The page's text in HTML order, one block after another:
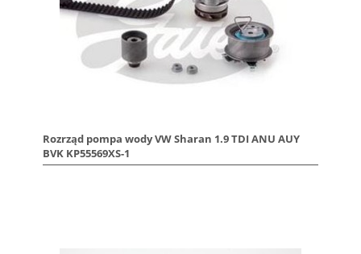
Rozrząd pompa wody VW Sharan 1.9 TDI ANU AUY
BVK KP55569XS-1